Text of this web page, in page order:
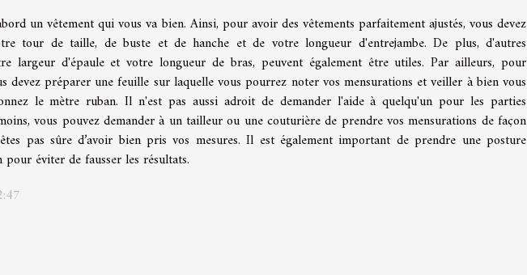
un vêtement qui vous va bien. Ainsi, pour avoir des vêtements parfaitement ajustés, vous devez
tour de taille, de buste et de hanche et de votre longueur d'entrejambe. De plus, d'autres
largeur d'épaule et votre longueur de bras, peuvent également être utiles. Par ailleurs, pour
devez préparer une feuille sur laquelle vous pourrez noter vos mensurations et veiller à bien vous
le mètre ruban. Il n'est pas aussi adroit de demander l'aide à quelqu'un pour les parties
vous pouvez demander à un tailleur ou une couturière de prendre vos mensurations de façon
pas sûre d’avoir bien pris vos mesures. Il est également important de prendre une posture
éviter de fausser les résultats.